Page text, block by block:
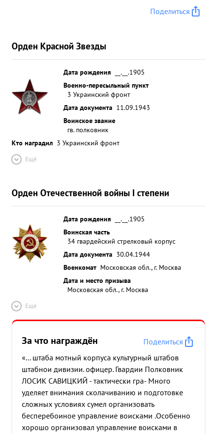
Поделиться
Орден Красной Звезды
Дата рождения
__.__.1905
Военно-пересыльный пункт
3 Украинский фронт
Дата документа 11.09.1943
Воинское звание
гв. полковник
Кто наградил 3 Украинский фронт
Ещё
Орден Отечественной войны I степени
Дата рождения
__.__.1905
Воинская часть
34 гвардейский стрелковый корпус
Дата документа 30.04.1944
Военкомат Московская обл., г. Москва
Дата и место призыва
Московская обл., г. Москва
Ещё
За что награждён
Поделиться
«... штаба мотный корпуса культурный штабов
штабнои дивизии. офицер. Гвардии Полковник
ЛОСИК САВИЦКИЙ - тактически гра- Много
уделяет внимания сколачиванию и подготовке
сложных условиях сумел организовать
бесперебоиное управление воисками .Особенно
хорошо организовал управление воисками в